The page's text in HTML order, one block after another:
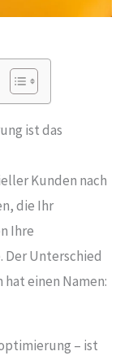
ist das
Kunden nach
die Ihr
Ihre
Der Unterschied
hat einen Namen:
– ist